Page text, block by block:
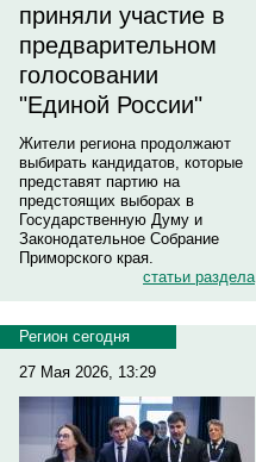
приняли участие в
предварительном
голосовании
"Единой России"
Жители региона продолжают
выбирать кандидатов, которые
представят партию на
предстоящих выборах в
Государственную Думу и
Законодательное Собрание
Приморского края.
статьи раздела
Регион сегодня
27 Мая 2026, 13:29